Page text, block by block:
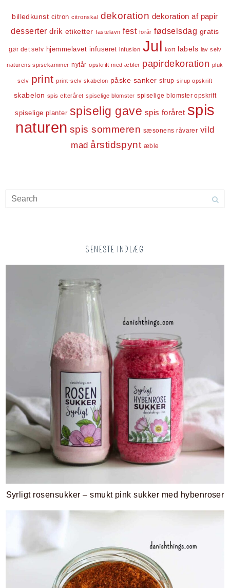
billedkunst citron citronskal dekoration dekoration af papir
desserter drik etiketter fastelavn fest forår fødselsdag gratis
gør det selv hjemmelavet infuseret infusion Jul kort labels lav selv
naturens spisekammer nytår opskrift med æbler papirdekoration pluk
selv print print-selv skabelon påske sanker sirup sirup opskrift
skabelon spis efteråret spiselige blomster spiselige blomster opskrift
spiselige planter spiselig gave spis foråret spis
naturen spis sommeren sæsonens råvarer vild
mad årstidspynt æble
SENESTE INDLÆG
Syrligt rosensukker – smukt pink sukker med hybenroser